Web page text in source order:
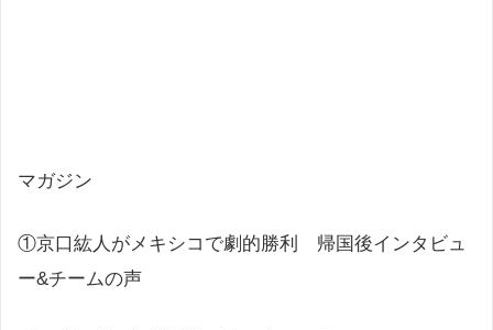
マガジン
①京口紘人がメキシコで劇的勝利 帰国後インタビュ
ー&チームの声